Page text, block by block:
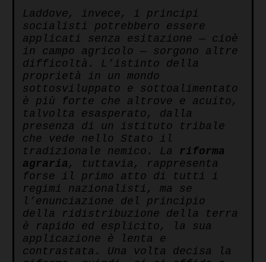
Laddove, invece, i principi
socialisti potrebbero essere
applicati senza esitazione — cioè
in campo agricolo — sorgono altre
difficoltà. L’istinto della
proprietà in un mondo
sottosviluppato e sottoalimentato
è più forte che altrove e acuito,
talvolta esasperato, dalla
presenza di un istituto tribale
che vede nello Stato il
tradizionale nemico. La riforma
agraria , tuttavia, rappresenta
forse il primo atto di tutti i
regimi nazionalisti, ma se
l’enunciazione del principio
della ridistribuzione della terra
è rapido ed esplicito, la sua
applicazione è lenta e
contrastata. Una volta decisa la